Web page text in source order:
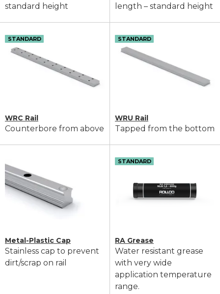
standard height
length – standard height
STANDARD
WRC Rail
Counterbore from above
STANDARD
WRU Rail
Tapped from the bottom
Metal-Plastic Cap
Stainless cap to prevent
dirt/scrap on rail
STANDARD
RA Grease
Water resistant grease
with very wide
application temperature
range.